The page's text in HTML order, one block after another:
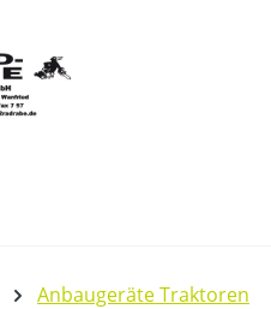
Anbaugeräte Traktoren